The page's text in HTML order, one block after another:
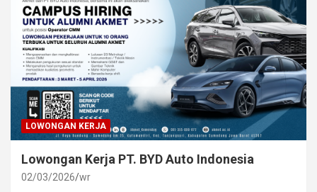
LOWONGAN KERJA
Lowongan Kerja PT. BYD Auto Indonesia
02/03/2026 wr